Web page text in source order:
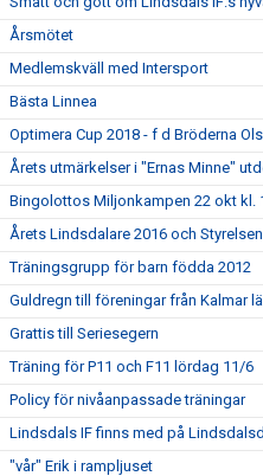
Årsmötet
Medlemskväll med Intersport
Bästa Linnea
Optimera Cup 2018 - f d Bröderna
Årets utmärkelser i "Ernas Minne"
Bingolottos Miljonkampen 22 okt kl.
Årets Lindsdalare 2016 och
Träningsgrupp för barn födda 2012
Guldregn till föreningar från Kalmar
Grattis till Seriesegern
Träning för P11 och F11 lördag 11/6
Policy för nivåanpassade träningar
Lindsdals IF finns med på
"vår" Erik i rampljuset